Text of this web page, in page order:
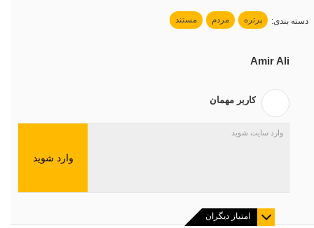
دسته بندی: پرتره مردم مستند
Amir Ali
کاربر مهمان
وارد شوید
امتیاز دیگران